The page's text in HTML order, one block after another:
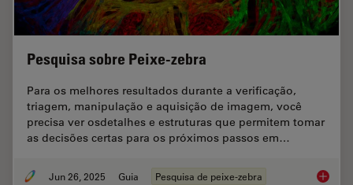
Pesquisa sobre Peixe-zebra
Para os melhores resultados durante a verificação,
triagem, manipulação e aquisição de imagem, você
precisa ver osdetalhes e estruturas que permitem tomar
as decisões certas para os próximos passos em…
Jun 26, 2025 Guia Pesquisa de peixe-zebra